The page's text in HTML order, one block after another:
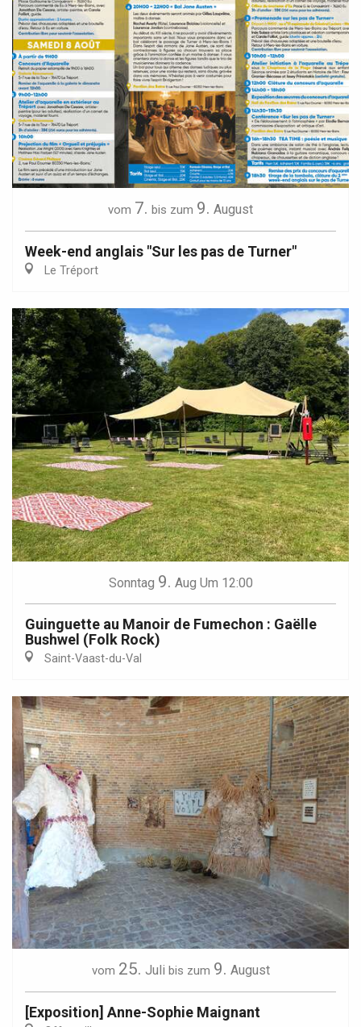
vom 7. bis zum 9. August
Week-end anglais "Sur les pas de Turner"
Le Tréport
Sonntag 9. Aug Um 12:00
Guinguette au Manoir de Fumechon : Gaëlle
Bushwel (Folk Rock)
Saint-Vaast-du-Val
vom 25. Juli bis zum 9. August
[Exposition] Anne-Sophie Maignant